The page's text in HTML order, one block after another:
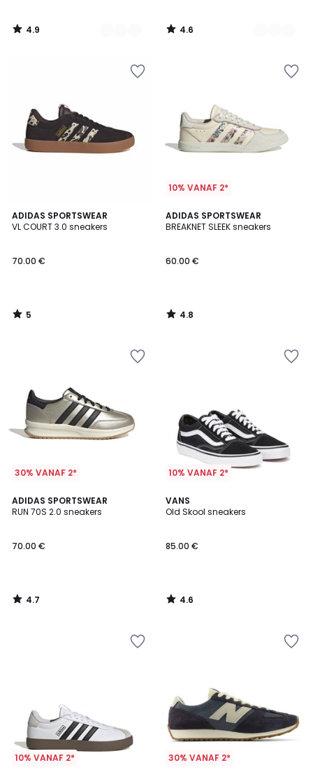
4.9
/
4.6
/
ADIDAS SPORTSWEAR
VL COURT 3.0 sneakers
70.00 €
5
/
5
/
10% VANAF 2*
ADIDAS SPORTSWEAR
BREAKNET SLEEK sneakers
60.00 €
4.8
/ 5
4.8
/
30% VANAF 2*
ADIDAS SPORTSWEAR
RUN 70S 2.0 sneakers
70.00 €
4.7
/ 5
4.7
/
10% VANAF 2*
VANS
Old Skool sneakers
85.00 €
4.6
/ 5
4.6
/
10% VANAF 2* 30% VANAF 2*